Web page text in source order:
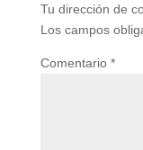
Tu dirección de
Los campos
Comentario *